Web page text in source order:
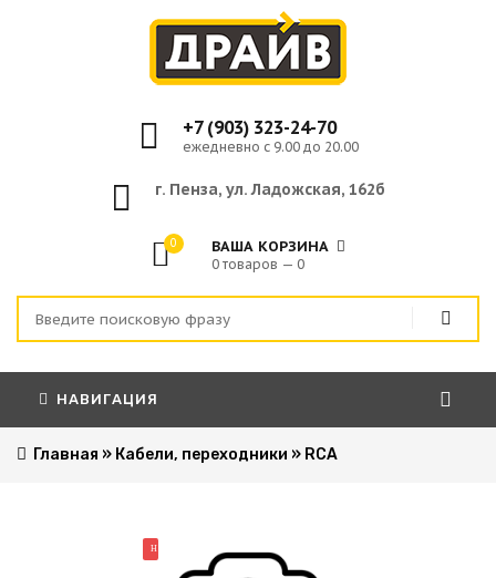
+7 (903) 323-24-70
ежедневно с 9.00 до 20.00
г. Пенза, ул. Ладожская, 162б
0 ВАША КОРЗИНА
0 товаров — 0
НАВИГАЦИЯ
Главная » Кабели, переходники » RCA
НОВИНКА